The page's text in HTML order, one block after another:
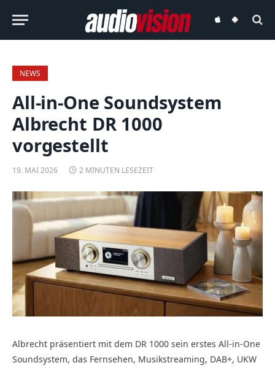
audiovisionaudiovision
NEWS
All-in-One Soundsystem
Albrecht DR 1000
vorgestellt
19. MAI 2026 2 MINUTEN LESEZEIT
Albrecht präsentiert mit dem DR 1000 sein erstes All-in-One
Soundsystem, das Fernsehen, Musikstreaming, DAB+, UKW